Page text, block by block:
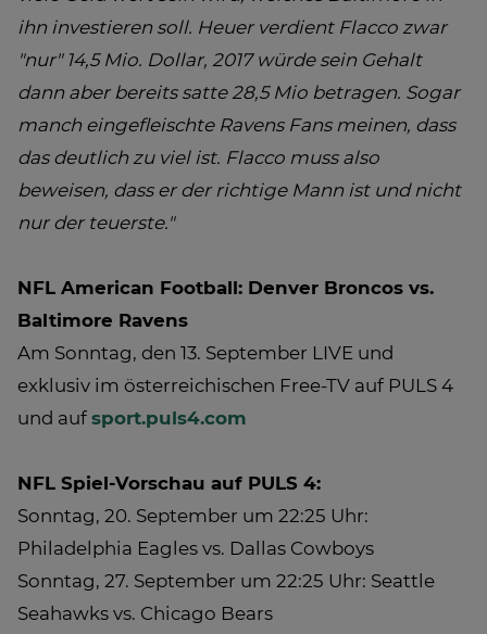
ihn investieren soll. Heuer verdient Flacco zwar
"nur" 14,5 Mio. Dollar, 2017 würde sein Gehalt
dann aber bereits satte 28,5 Mio betragen. Sogar
manch eingefleischte Ravens Fans meinen, dass
das deutlich zu viel ist. Flacco muss also
beweisen, dass er der richtige Mann ist und nicht
nur der teuerste."
NFL American Football: Denver Broncos vs.
Baltimore Ravens
Am Sonntag, den 13. September LIVE und
exklusiv im österreichischen Free-TV auf PULS 4
und auf sport.puls4.com
NFL Spiel-Vorschau auf PULS 4:
Sonntag, 20. September um 22:25 Uhr:
Philadelphia Eagles vs. Dallas Cowboys
Sonntag, 27. September um 22:25 Uhr: Seattle
Seahawks vs. Chicago Bears